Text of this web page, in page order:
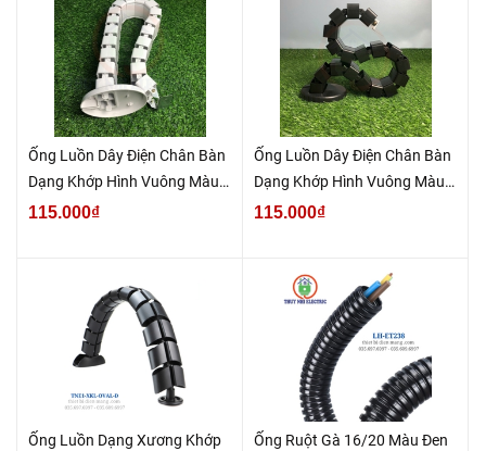
Ống Luồn Dây Điện Chân Bàn
Dạng Khớp Hình Vuông Màu
Trắng TNE1-XKL-V-T
115.000₫
Ống Luồn Dây Điện Chân Bàn
Dạng Khớp Hình Vuông Màu
Đen TNE1-XKL-V-Đ
115.000₫
Ống Luồn Dạng Xương Khớp
Ống Ruột Gà 16/20 Màu Đen